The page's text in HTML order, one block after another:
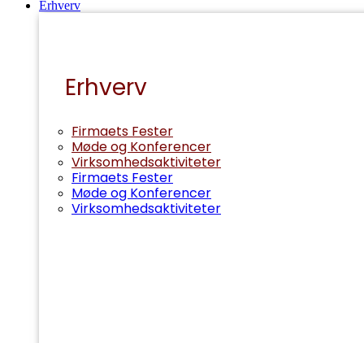
Erhverv
Erhverv
Firmaets Fester
Møde og Konferencer
Virksomhedsaktiviteter
Firmaets Fester
Møde og Konferencer
Virksomhedsaktiviteter